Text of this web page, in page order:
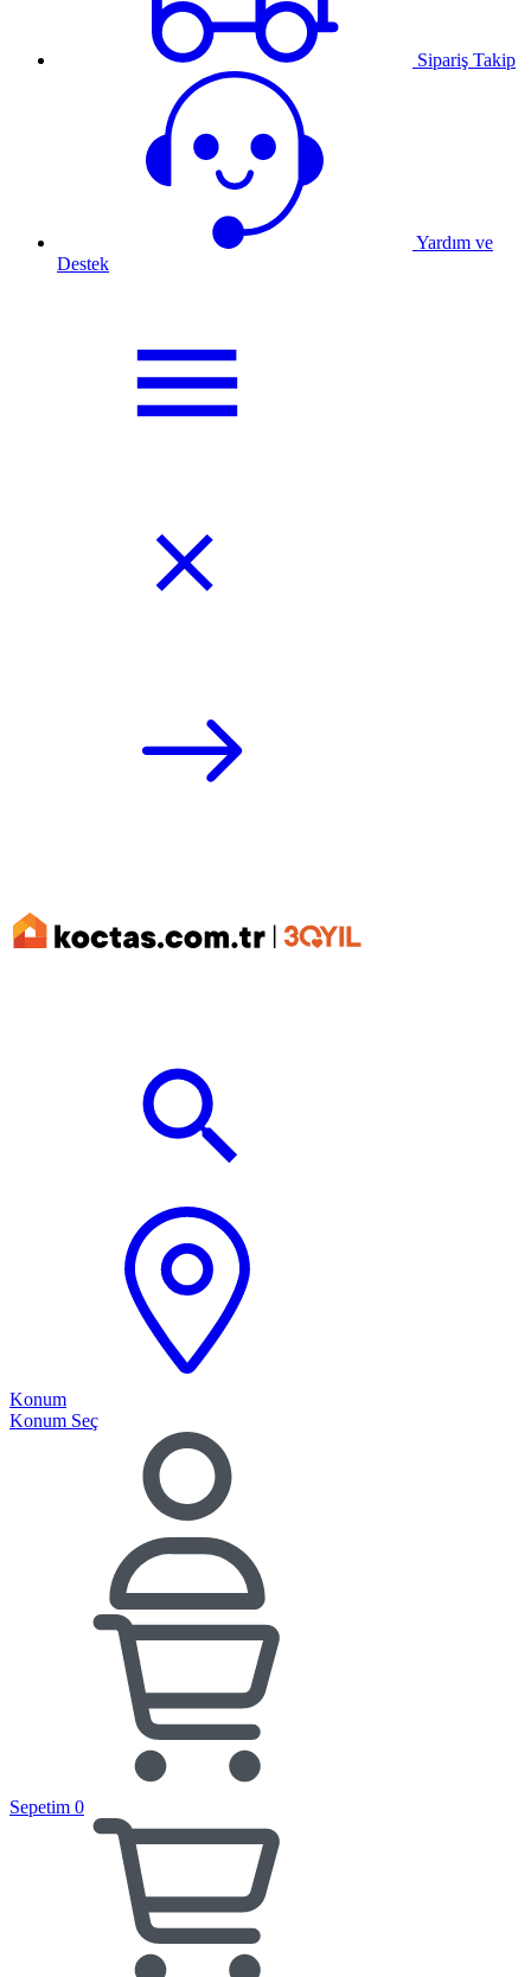
Sipariş Takip
Yardım ve
Destek
Konum
Konum Seç
Sepetim 0